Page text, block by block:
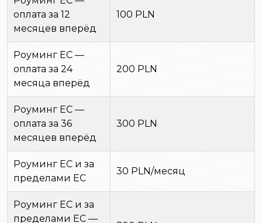
оплата за 12
месяцев вперёд
100 PLN
Роуминг ЕС —
оплата за 24
месяца вперёд
200 PLN
Роуминг ЕС —
оплата за 36
месяцев вперёд
300 PLN
Роуминг ЕС и за
пределами ЕС
30 PLN/месяц
Роуминг ЕС и за
пределами ЕС —